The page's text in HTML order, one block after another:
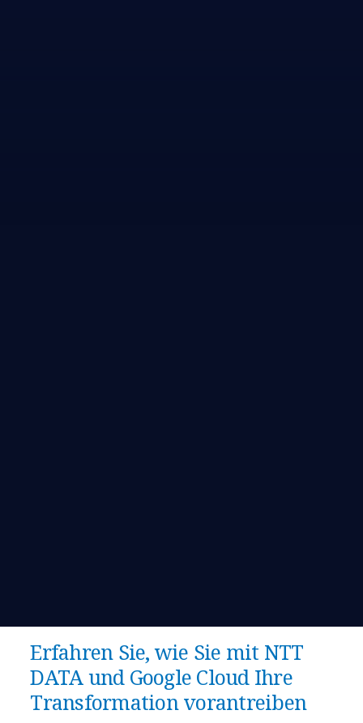
Erfahren Sie, wie Sie mit NTT
DATA und Google Cloud Ihre
Transformation vorantreiben